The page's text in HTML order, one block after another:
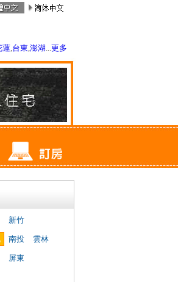
蓮,台東,澎湖...更多
新竹
南投
雲林
屏東